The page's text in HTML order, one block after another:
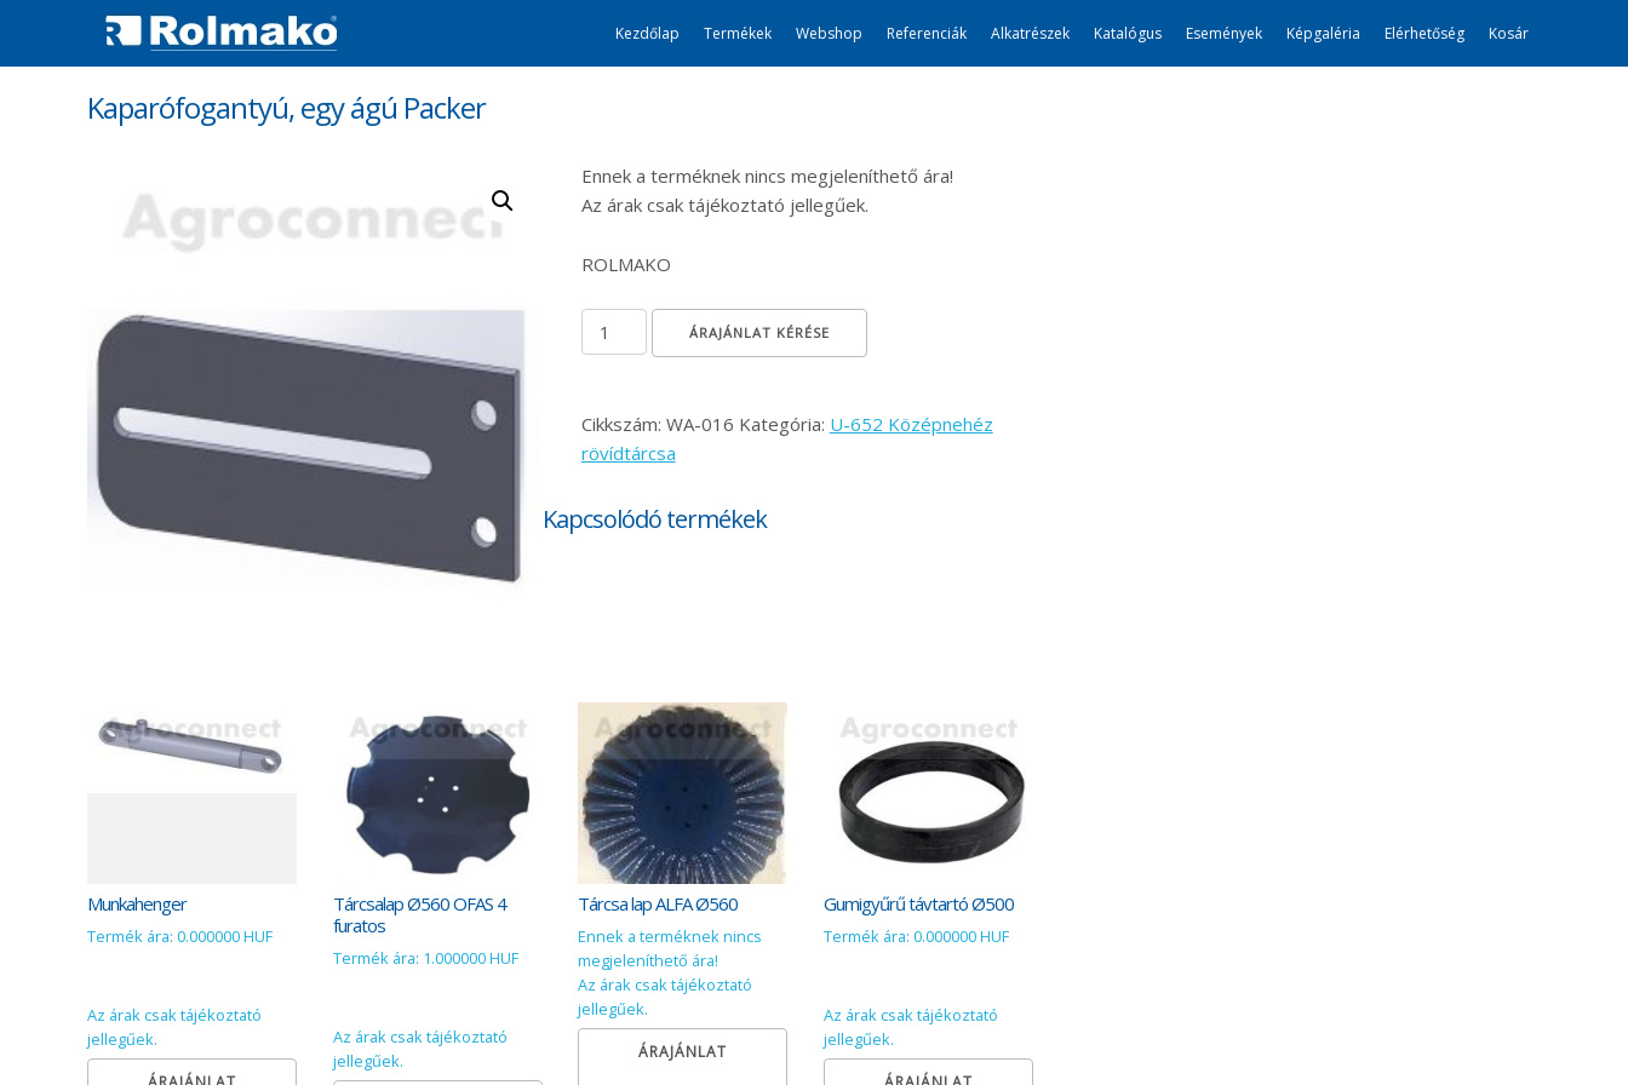
Kezdőlap Termékek Webshop Referenciák Alkatrészek Katalógus Események Képgaléria Elérhetőség Kosár
Kaparófogantyú, egy ágú Packer
Ennek a terméknek nincs megjeleníthető ára!
Az árak csak tájékoztató jellegűek.
ROLMAKO
Kaparófogantyú, egy ágú Packer mennyiség
ÁRAJÁNLAT KÉRÉSE
Cikkszám: WA-016 Kategória: U-652 Középnehéz
rövídtárcsa
Kapcsolódó termékek
Munkahenger
Termék ára: 0.000000 HUF
Az árak csak tájékoztató
jellegűek.
Tárcsalap Ø560 OFAS 4
furatos
Termék ára: 1.000000 HUF
Az árak csak tájékoztató
jellegűek.
Tárcsa lap ALFA Ø560
Ennek a terméknek nincs
megjeleníthető ára!
Az árak csak tájékoztató
jellegűek.
ÁRAJÁNLAT
Gumigyűrű távtartó Ø500
Termék ára: 0.000000 HUF
Az árak csak tájékoztató
jellegűek.